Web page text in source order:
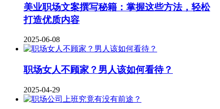
美业职场文案撰写秘籍：掌握这些方法，轻松
打造优质内容
2025-06-08
职场女人不顾家？男人该如何看待？
2025-04-29